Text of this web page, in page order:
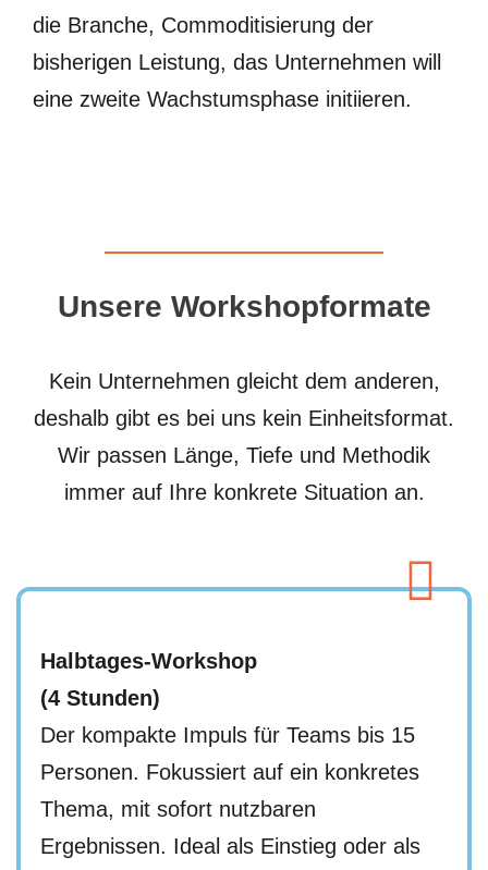
die Branche, Commoditisierung der
bisherigen Leistung, das Unternehmen will
eine zweite Wachstumsphase initiieren.
Unsere Workshopformate
Kein Unternehmen gleicht dem anderen,
deshalb gibt es bei uns kein Einheitsformat.
Wir passen Länge, Tiefe und Methodik
immer auf Ihre konkrete Situation an.
Halbtages-Workshop
(4 Stunden)
Der kompakte Impuls für Teams bis 15
Personen. Fokussiert auf ein konkretes
Thema, mit sofort nutzbaren
Ergebnissen. Ideal als Einstieg oder als